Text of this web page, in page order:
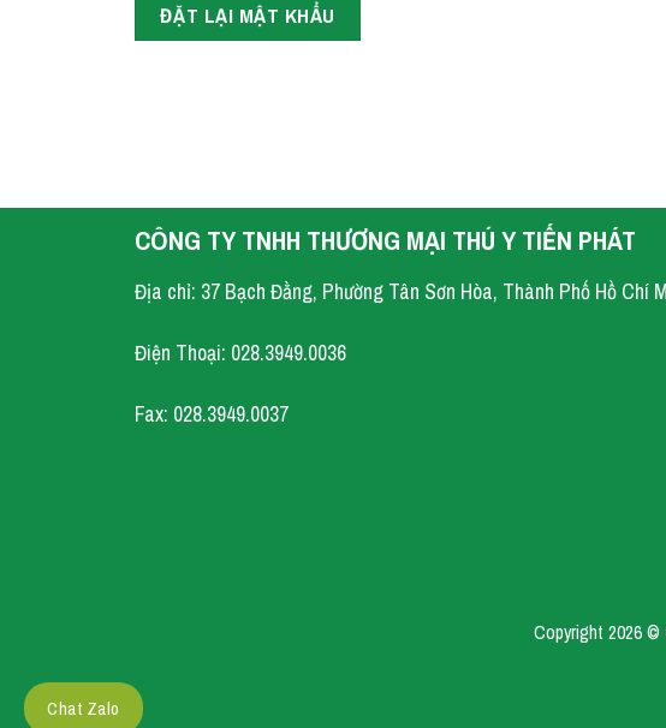
ĐẶT LẠI MẬT KHẨU
CÔNG TY TNHH THƯƠNG MẠI THÚ Y TIẾN PHÁT
Địa chỉ: 37 Bạch Đằng, Phường Tân Sơn Hòa, Thành Phố Hồ Chí
Điện Thoại: 028.3949.0036
Fax: 028.3949.0037
Copyright 2026 ©
Chat Zalo